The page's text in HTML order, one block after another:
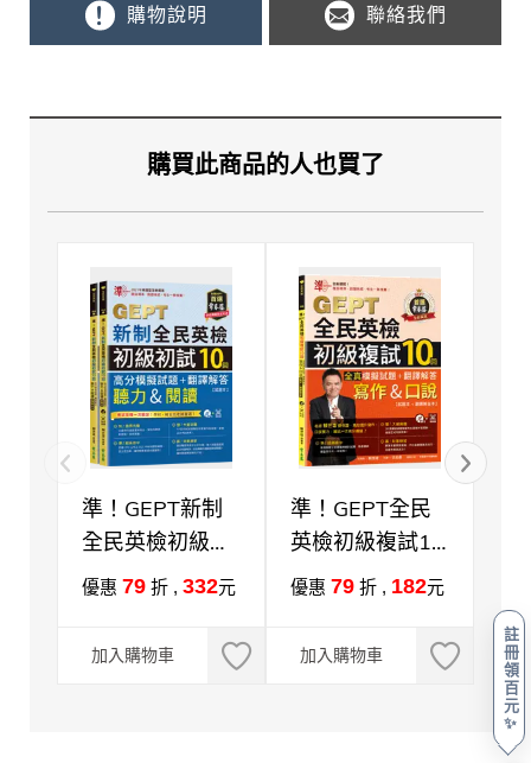
註
冊
領
百
元
✨
購物說明 聯絡我們
購買此商品的人也買了
準！GEPT新制
全民英檢初級初
試10回高分模擬
（聽力&閱讀）-
優惠 79 折 , 332元
加入購物車
準！GEPT全民
英檢初級複試10
回全真模擬試題
＆口說)-試題本
優惠 79 折 , 182元
加入購物車 加